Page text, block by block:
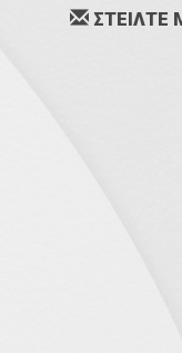
ΣΤΕΙΛΤΕ